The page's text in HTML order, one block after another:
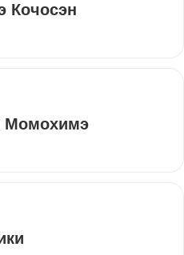
Кочосэн
Момохимэ